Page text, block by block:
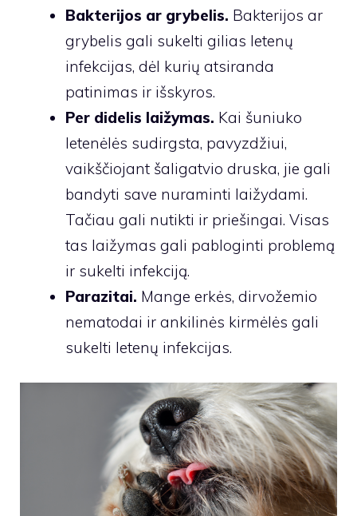
Bakterijos ar grybelis. Bakterijos ar
grybelis gali sukelti gilias letenų
infekcijas, dėl kurių atsiranda
patinimas ir išskyros.
Per didelis laižymas. Kai šuniuko
letenėlės sudirgsta, pavyzdžiui,
vaikščiojant šaligatvio druska, jie gali
bandyti save nuraminti laižydami.
Tačiau gali nutikti ir priešingai. Visas
tas laižymas gali pabloginti problemą
ir sukelti infekciją.
Parazitai. Mange erkės, dirvožemio
nematodai ir ankilinės kirmėlės gali
sukelti letenų infekcijas.